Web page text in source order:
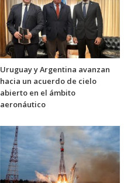
Uruguay y Argentina avanzan
hacia un acuerdo de cielo
abierto en el ámbito
aeronáutico